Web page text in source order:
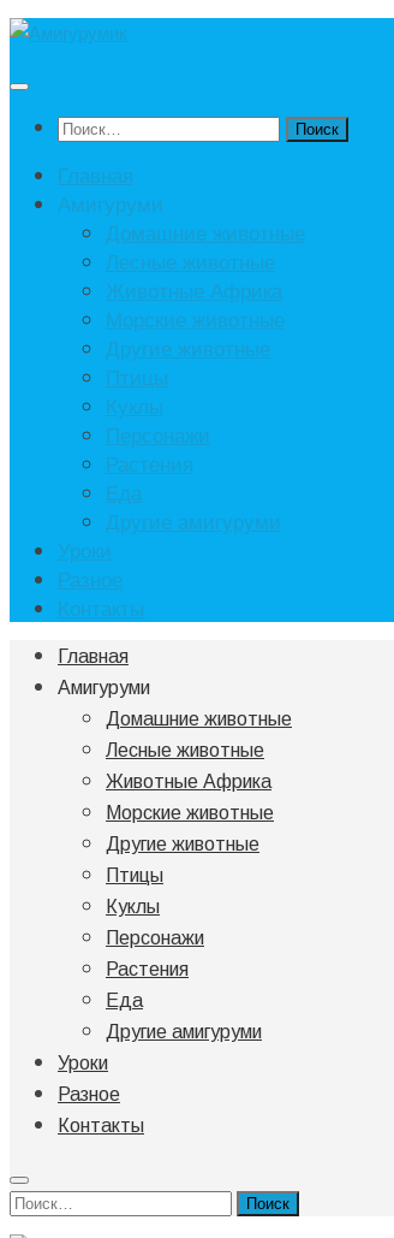
Под
Найти:
Главная
Амигуруми
Домашние животные
Лесные животные
Животные Африка
Морские животные
Другие животные
Птицы
Куклы
Персонажи
Растения
Еда
Другие амигуруми
Уроки
Разное
Контакты
Главная
Амигуруми
Домашние животные
Лесные животные
Животные Африка
Морские животные
Другие животные
Птицы
Куклы
Персонажи
Растения
Еда
Другие амигуруми
Уроки
Разное
Контакты
Найти: